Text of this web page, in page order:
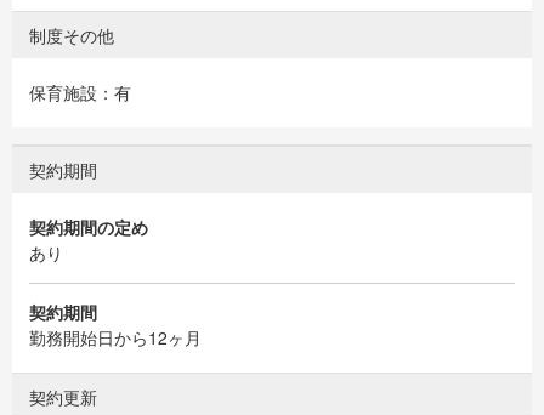
制度その他
保育施設：有
契約期間
契約期間の定め
あり
契約期間
勤務開始日から12ヶ月
契約更新